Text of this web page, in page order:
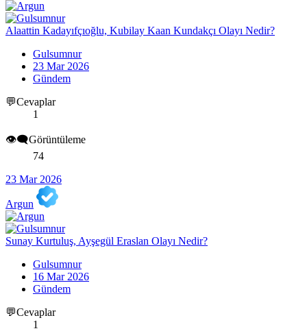
Alaattin Kadayıfçıoğlu, Kubilay Kaan Kundakçı Olayı Nedir?
Gulsumnur
23 Mar 2026
Gündem
💬Cevaplar
1
👁️‍🗨️Görüntüleme
74
23 Mar 2026
Argun
Sunay Kurtuluş, Ayşegül Eraslan Olayı Nedir?
Gulsumnur
16 Mar 2026
Gündem
💬Cevaplar
1